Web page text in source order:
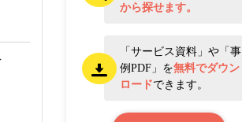
から探せます。
「サービス資料」や「事
例PDF」を無料でダウン
ロードできます。